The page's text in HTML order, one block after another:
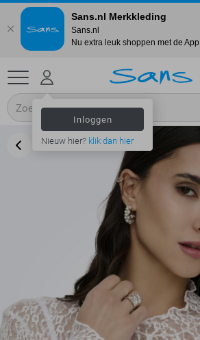
Inloggen
Nieuw hier? klik dan hier
Sans.nl Merkkleding
Sans.nl
Nu extra leuk shoppen met de App.